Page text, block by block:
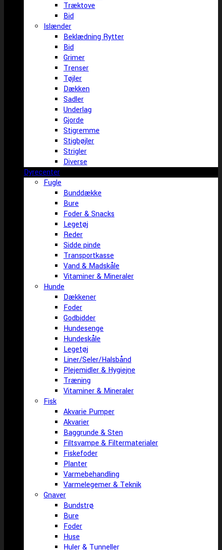
Træktove
Bid
Islænder
Beklædning Rytter
Bid
Grimer
Trenser
Tøjler
Dækken
Sadler
Underlag
Gjorde
Stigremme
Stigbøjler
Strigler
Diverse
Dyrecenter
Fugle
Bunddække
Bure
Foder & Snacks
Legetøj
Reder
Sidde pinde
Transportkasse
Vand & Madskåle
Vitaminer & Mineraler
Hunde
Dækkener
Foder
Godbidder
Hundesenge
Hundeskåle
Legetøj
Liner/Seler/Halsbånd
Plejemidler & Hygiejne
Træning
Vitaminer & Mineraler
Fisk
Akvarie Pumper
Akvarier
Baggrunde & Sten
Filtsvampe & Filtermaterialer
Fiskefoder
Planter
Varmebehandling
Varmelegemer & Teknik
Gnaver
Bundstrø
Bure
Foder
Huse
Huler & Tunneller